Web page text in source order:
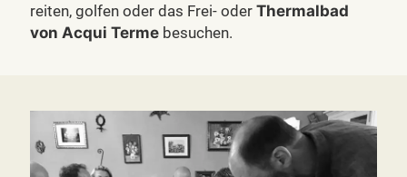
reiten, golfen oder das Frei- oder Thermalbad
von Acqui Terme besuchen.